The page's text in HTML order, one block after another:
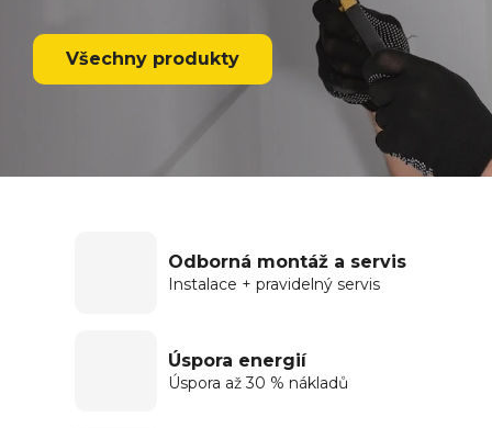
Všechny produkty
Odborná montáž a servis
Instalace + pravidelný servis
Úspora energií
Úspora až 30 % nákladů